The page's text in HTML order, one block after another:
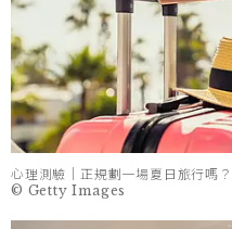
心理測驗｜正規劃一場夏日旅行嗎
© Getty Images